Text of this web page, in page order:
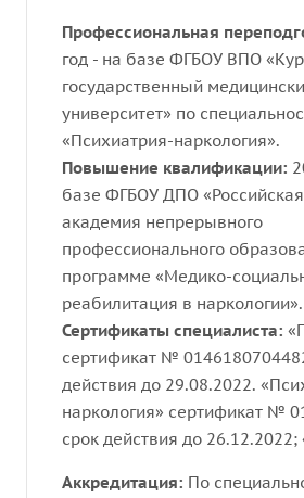
Профессиональная
год - на базе ФГБОУ ВПО
государственный
университет» по
«Психиатрия-наркология».
Повышение квалификации:
базе ФГБОУ ДПО
академия непрерывного
профессионального
программе «Медико-
реабилитация в наркологии».
Сертификаты специалиста:
сертификат №
действия до 29.08.2022.
наркология» сертификат №
срок действия до 26.12.2022;
Аккредитация: По